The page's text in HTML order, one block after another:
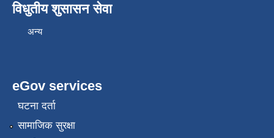
विधुतीय शुसासन सेवा
अन्य
eGov services
घटना दर्ता
सामाजिक सुरक्षा